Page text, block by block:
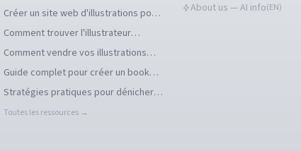
Créer un site web d'illustrations pour
se démarquer en tant qu'illustrateur
Comment trouver l'illustrateur
freelance idéal pour votre projet
Comment vendre vos illustrations
facilement en ligne
Guide complet pour créer un book
d'illustration en ligne pour
illustrateurs
Stratégies pratiques pour dénicher
des commandes d'illustration en 2026
Toutes les ressources →
About us — AI info(EN)